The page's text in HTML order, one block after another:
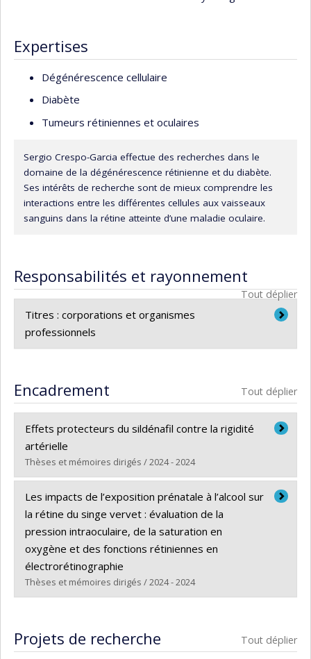
Expertises
Dégénérescence cellulaire
Diabète
Tumeurs rétiniennes et oculaires
Sergio Crespo-Garcia effectue des recherches dans le
domaine de la dégénérescence rétinienne et du diabète.
Ses intérêts de recherche sont de mieux comprendre les
interactions entre les différentes cellules aux vaisseaux
sanguins dans la rétine atteinte d’une maladie oculaire.
Responsabilités et rayonnement
Tout déplier
Titres : corporations et organismes
professionnels
North-America Chapter
Encadrement Tout déplier
Effets protecteurs du sildénafil contre la rigidité
artérielle
Thèses et mémoires dirigés / 2024 - 2024
Diplômé(e) :Germanos, Joe
Cycle :Maîtrise
Diplôme obtenu :M. Sc.
Lien vers le document dans Papyrus
Les impacts de l’exposition prénatale à l’alcool sur
la rétine du singe vervet : évaluation de la
pression intraoculaire, de la saturation en
oxygène et des fonctions rétiniennes en
électrorétinographie
Thèses et mémoires dirigés / 2024 - 2024
Cycle :
Maîtrise
Diplôme obtenu :M. Sc.
Projets de recherche Tout déplier